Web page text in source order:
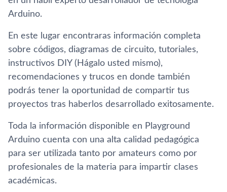
Arduino.
En este lugar encontraras información completa
sobre códigos, diagramas de circuito, tutoriales,
instructivos DIY (Hágalo usted mismo),
recomendaciones y trucos en donde también
podrás tener la oportunidad de compartir tus
proyectos tras haberlos desarrollado exitosamente.
Toda la información disponible en Playground
Arduino cuenta con una alta calidad pedagógica
para ser utilizada tanto por amateurs como por
profesionales de la materia para impartir clases
académicas.